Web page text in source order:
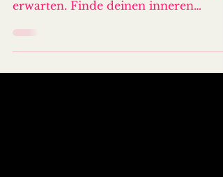
Wenn ich gegen mich selbst kämpfe,
wie kann ich dann im Außen Frieden